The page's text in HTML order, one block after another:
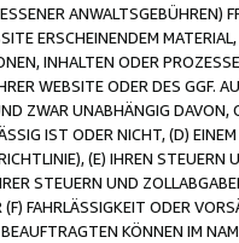
ERSCHEINENDEM
INHALTEN ODER
WEBSITE ODER DES GGF.
ZWAR UNABHÄNGIG
IST ODER NICHT, (D)
(E) IHREN
STEUERN UND
FAHRLÄSSIGKEIT ODER
KÖNNEN IM